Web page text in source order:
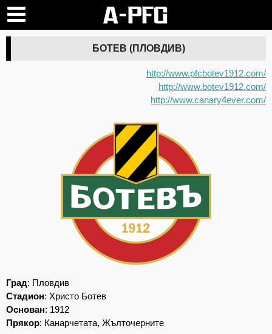
БОТЕВ (ПЛОВДИВ)
http://www.pfcbotev1912.com/
http://www.botev1912.com/
http://www.canary4ever.com/
Град: Пловдив
Стадион: Христо Ботев
Основан: 1912
Прякор: Канарчетата, Жълточерните